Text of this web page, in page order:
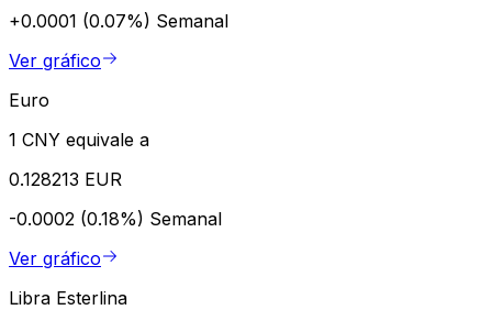
+0.0001 (0.07%) Semanal
Ver gráfico
Euro
1 CNY equivale a
0.128213 EUR
-0.0002 (0.18%) Semanal
Ver gráfico
Libra Esterlina